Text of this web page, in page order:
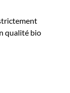
qualité bio